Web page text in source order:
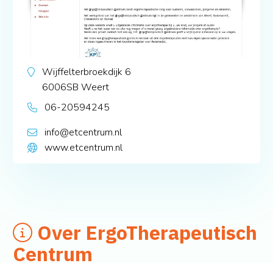
Wijffelterbroekdijk 6
6006SB Weert
06-20594245
info@etcentrum.nl
www.etcentrum.nl
Over ErgoTherapeutisch
Centrum